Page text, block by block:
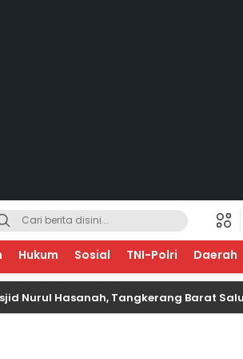
Hukum Sosial TNI-Polri Daerah
Hasanah, Tangkerang Barat Salurkan